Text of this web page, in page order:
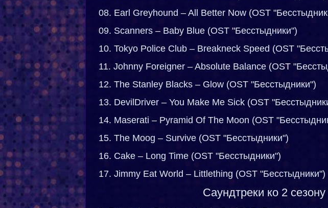
08. Earl Greyhound – All Better Now (OST
09. Scanners – Baby Blue (OST "Бесстыдники")
10. Tokyo Police Club – Breakneck Speed (OST
11. Johnny Foreigner – Absolute Balance (OST
12. The Stanley Blacks – Glow (OST "Бесстыдники")
13. DevilDriver – You Make Me Sick (OST
14. Maserati – Pyramid Of The Moon (OST
15. The Moog – Survive (OST "Бесстыдники")
16. Cake – Long Time (OST "Бесстыдники")
17. Jimmy Eat World – Littlething (OST "Бесстыдники")
Саундтреки ко 2